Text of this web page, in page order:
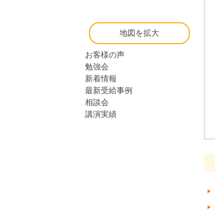
地図を拡大
お客様の声
勉強会
新着情報
最新受給事例
相談会
講演実績